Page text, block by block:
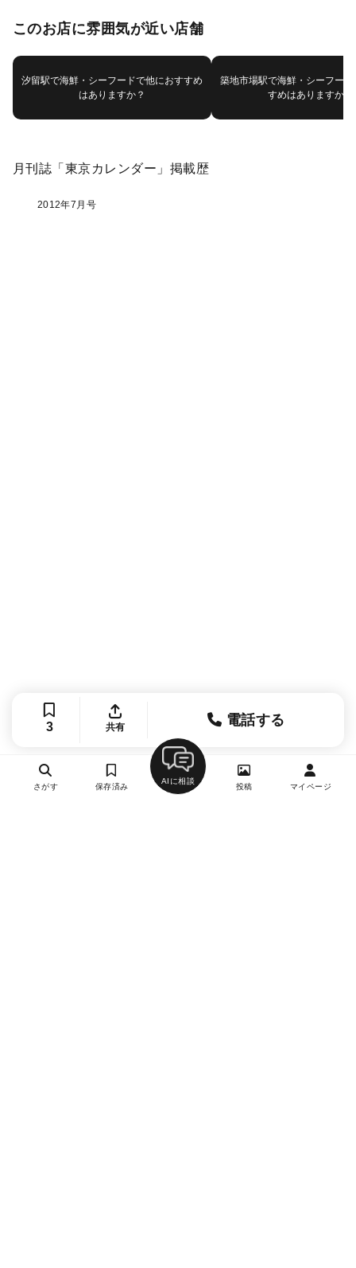
このお店に雰囲気が近い店舗
汐留駅で海鮮・シーフードで他におすすめ
はありますか？
築地市場駅で海鮮・シーフー
すめはありますか？
月刊誌「東京カレンダー」掲載歴
2012年7月号
3 共有 電話する
さがす 保存済み
AIに相談
投稿 マイページ